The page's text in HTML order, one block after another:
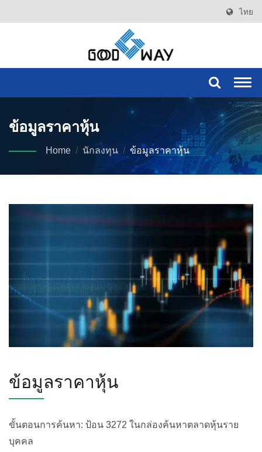
ไทย
ข้อมูลราคาหุ้น
Home / นักลงทุน / ข้อมูลราคาหุ้น
ข้อมูลราคาหุ้น
ขั้นตอนการค้นหา: ป้อน 3272 ในกล่องค้นหาตลาดหุ้นราย
บุคคล